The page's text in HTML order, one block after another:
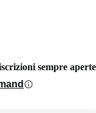
sempre aperte